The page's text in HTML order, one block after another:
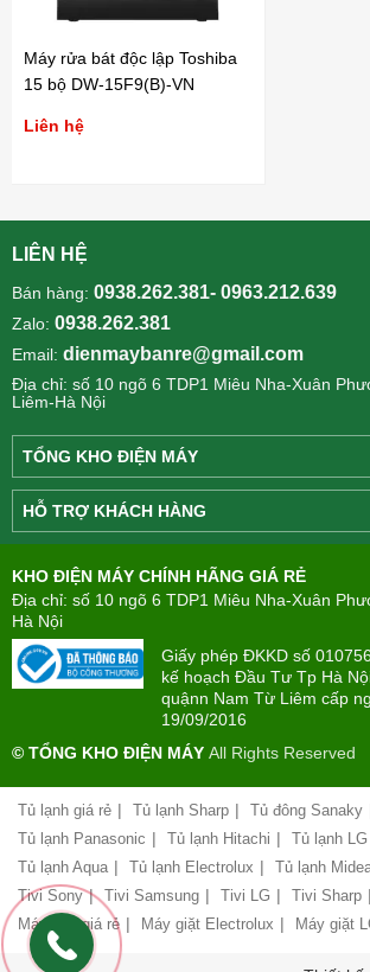
Máy rửa bát độc lập Toshiba
15 bộ DW-15F9(B)-VN
Liên hệ
LIÊN HỆ
Bán hàng: 0938.262.381- 0963.212.639
Zalo: 0938.262.381
Email: dienmaybanre@gmail.com
Địa chỉ: số 10 ngõ 6 TDP1 Miêu Nha-Xuân
Liêm-Hà Nội
TỔNG KHO ĐIỆN MÁY
Công
ty
Điện
TÂN
PHONG(8:00
-
22:00)
công
Chính
sách
bảo
hành
vận
chuyển
HỖ TRỢ KHÁCH HÀNG
hiểu
về
mua
trả
góp
đổi
hóa
Chính
sách
giao
nhận
và
KHO ĐIỆN MÁY CHÍNH HÃNG GIÁ RẺ
Địa chỉ: số 10 ngõ 6 TDP1 Miêu Nha-Xuân
Hà Nội
Giấy phép ĐKKD số
kế hoạch Đầu Tư Tp Hà
quậnn Nam Từ Liêm cấp
19/09/2016
© TỔNG KHO ĐIỆN MÁY All Rights Reserved
Tủ lạnh giá rẻ | Tủ lạnh Sharp | Tủ đông Sanaky
Tủ lạnh Panasonic | Tủ lạnh Hitachi | Tủ lạnh LG
Tủ lạnh Aqua | Tủ lạnh Electrolux | Tủ lạnh
Tivi Sony | Tivi Samsung | Tivi LG | Tivi Sharp |
Máy giặt giá rẻ | Máy giặt Electrolux | Máy giặt
0963212639